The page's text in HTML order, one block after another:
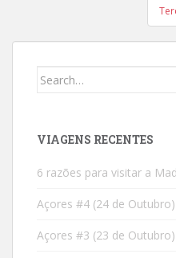
Search
VIAGENS RECENTES
6 razões para visitar a
Açores #4 (24 de Outubro)
Açores #3 (23 de Outubro)